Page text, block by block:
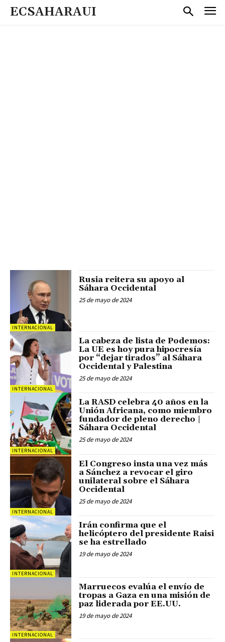
ECSAHARAUI
INTERNACIONAL
Rusia reitera su apoyo al
Sáhara Occidental
25 de mayo de 2024
INTERNACIONAL
La cabeza de lista de Podemos:
La UE es hoy pura hipocresía
por “dejar tirados” al Sáhara
Occidental y Palestina
25 de mayo de 2024
INTERNACIONAL
La RASD celebra 40 años en la
Unión Africana, como miembro
fundador de pleno derecho |
Sáhara Occidental
25 de mayo de 2024
INTERNACIONAL
El Congreso insta una vez más
a Sánchez a revocar el giro
unilateral sobre el Sáhara
Occidental
25 de mayo de 2024
INTERNACIONAL
Irán confirma que el
helicóptero del presidente Raisi
se ha estrellado
19 de mayo de 2024
INTERNACIONAL
Marruecos evalúa el envío de
tropas a Gaza en una misión de
paz liderada por EE.UU.
19 de mayo de 2024